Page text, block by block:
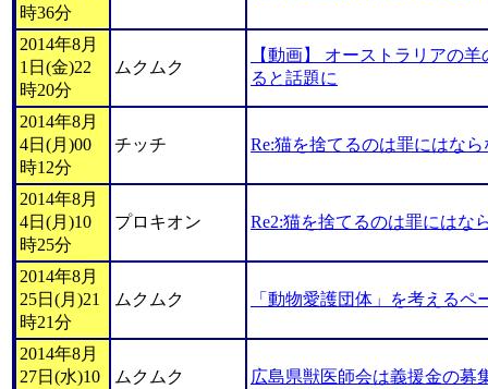
時36分
2014年8月
1日(金)22
時20分
ムクムク
【動画】 オーストラリアの
ると話題に
2014年8月
4日(月)00
時12分
チッチ Re:猫を捨てるのは罪にはな
2014年8月
4日(月)10
時25分
プロキオン Re2:猫を捨てるのは罪にはな
2014年8月
25日(月)21
時21分
ムクムク 「動物愛護団体」を考えるペ
2014年8月
27日(水)10
ムクムク 広島県獣医師会は義援金の募